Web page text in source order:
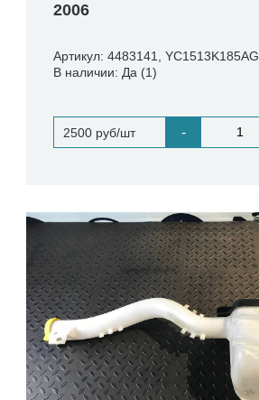
2006
Артикул: 4483141, YC1513K185AG
В наличии: Да (1)
2500 руб/шт -